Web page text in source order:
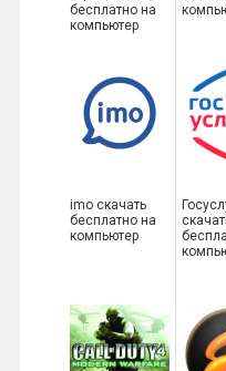
бесплатно на
компьютер
imo скачать
бесплатно на
компьютер